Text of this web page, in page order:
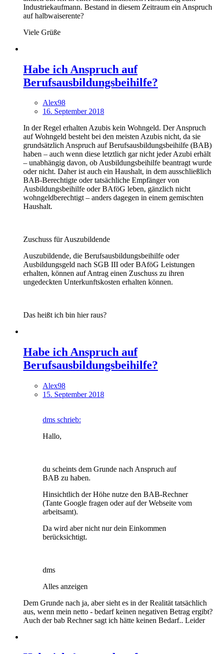
Industriekaufmann. Bestand in diesem Zeitraum ein Anspruch
auf halbwaiserente?
Viele Grüße
Habe ich Anspruch auf
Berufsausbildungsbeihilfe?
Alex98
16. September 2018
In der Regel erhalten Azubis kein Wohngeld. Der Anspruch
auf Wohngeld besteht bei den meisten Azubis nicht, da sie
grundsätzlich Anspruch auf Berufsausbildungsbeihilfe (BAB)
haben – auch wenn diese letztlich gar nicht jeder Azubi erhält
– unabhängig davon, ob Ausbildungsbeihilfe beantragt wurde
oder nicht. Daher ist auch ein Haushalt, in dem ausschließlich
BAB-Berechtigte oder tatsächliche Empfänger von
Ausbildungsbeihilfe oder BAföG leben, gänzlich nicht
wohngeldberechtigt – anders dagegen in einem gemischten
Haushalt.
Zuschuss für Auszubildende
Auszubildende, die Berufsausbildungsbeihilfe oder
Ausbildungsgeld nach SGB III oder BAföG Leistungen
erhalten, können auf Antrag einen Zuschuss zu ihren
ungedeckten Unterkunftskosten erhalten können.
Das heißt ich bin hier raus?
Habe ich Anspruch auf
Berufsausbildungsbeihilfe?
Alex98
15. September 2018
dms schrieb:
Hallo,
du scheints dem Grunde nach Anspruch auf
BAB zu haben.
Hinsichtlich der Höhe nutze den BAB-Rechner
(Tante Google fragen oder auf der Webseite vom
arbeitsamt).
Da wird aber nicht nur dein Einkommen
berücksichtigt.
dms
Alles anzeigen
Dem Grunde nach ja, aber sieht es in der Realität tatsächlich
aus, wenn mein netto - bedarf keinen negativen Betrag ergibt?
Auch der bab Rechner sagt ich hätte keinen Bedarf.. Leider